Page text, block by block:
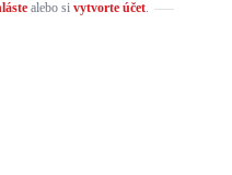
alebo si vytvorte účet.